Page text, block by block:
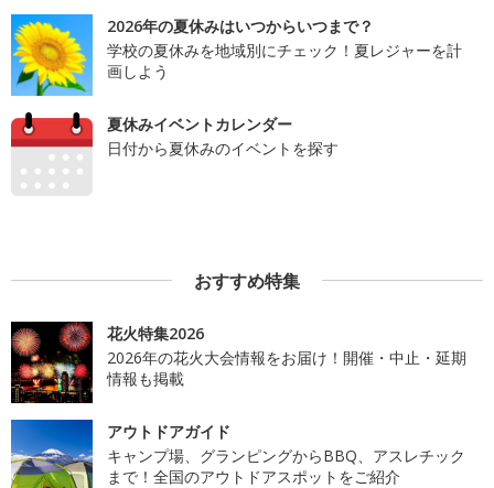
2026年の夏休みはいつからいつまで？
学校の夏休みを地域別にチェック！夏レジャーを計
画しよう
夏休みイベントカレンダー
日付から夏休みのイベントを探す
おすすめ特集
花火特集2026
2026年の花火大会情報をお届け！開催・中止・延期
情報も掲載
アウトドアガイド
キャンプ場、グランピングからBBQ、アスレチック
まで！全国のアウトドアスポットをご紹介